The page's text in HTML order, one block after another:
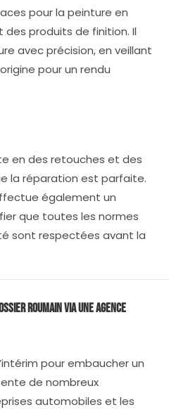
pour la peinture en
produits de finition. Il
avec précision, en veillant
pour un rendu
en des retouches et des
la réparation est parfaite.
également un
que toutes les normes
sont respectées avant la
Roumainvia une Agence
pour embaucher un
de nombreux
automobiles et les